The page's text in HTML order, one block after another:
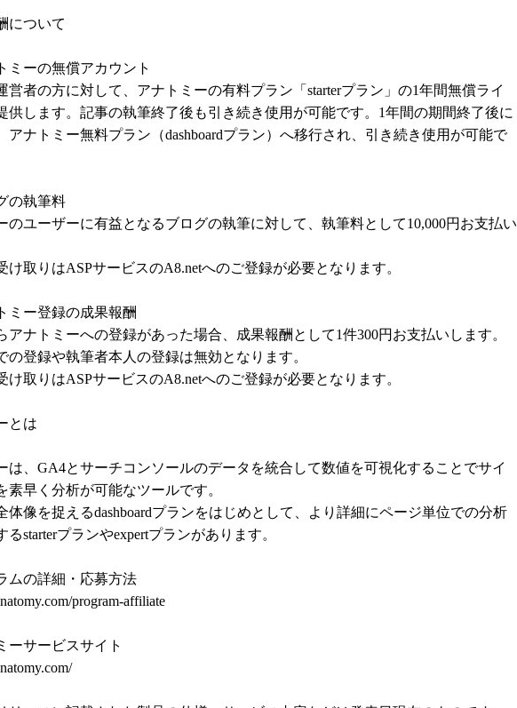
について
ミーの無償アカウント
営者の方に対して、アナトミーの有料プラン「starterプラン」の1年間無償ライ
供します。記事の執筆終了後も引き続き使用が可能です。1年間の期間終了後に
アナトミー無料プラン（dashboardプラン）へ移行され、引き続き使用が可能で
の執筆料
のユーザーに有益となるブログの執筆に対して、執筆料として10,000円お支払い
取りはASPサービスのA8.netへのご登録が必要となります。
ミー登録の成果報酬
アナトミーへの登録があった場合、成果報酬として1件300円お支払いします。
の登録や執筆者本人の登録は無効となります。
取りはASPサービスのA8.netへのご登録が必要となります。
とは
は、GA4とサーチコンソールのデータを統合して数値を可視化することでサイ
素早く分析が可能なツールです。
体像を捉えるdashboardプランをはじめとして、より詳細にページ単位での分析
るstarterプランやexpertプランがあります。
ムの詳細・応募方法
program-affiliate
ーサービスサイト